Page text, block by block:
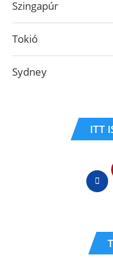
Szingapúr
Tokió
Sydney
ITT